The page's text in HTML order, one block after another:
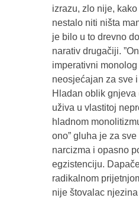
izrazu, zlo nije,
nestalo niti ništa
je bilo u to drevno
narativ drugačiji.
imperativni monolog
neosjećajan za sve
Hladan oblik gnjeva
uživa u vlastitoj
hladnom
ono” gluha je za
narcizma i opasno
egzistenciju.
radikalnom
nije štovalac